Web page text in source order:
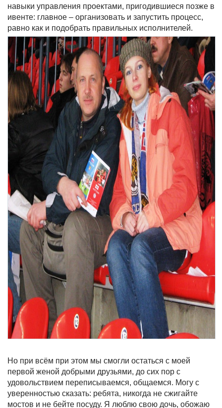
навыки управления проектами, пригодившиеся позже в
ивенте: главное – организовать и запустить процесс,
равно как и подобрать правильных исполнителей.
Но при всём при этом мы смогли остаться с моей
первой женой добрыми друзьями, до сих пор с
удовольствием переписываемся, общаемся. Могу с
уверенностью сказать: ребята, никогда не сжигайте
мостов и не бейте посуду. Я люблю свою дочь, обожаю